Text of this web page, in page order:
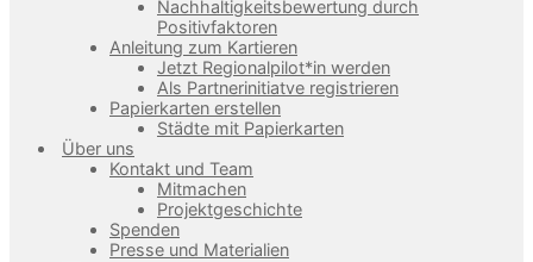
Nachhaltigkeitsbewertung durch
Positivfaktoren
Anleitung zum Kartieren
Jetzt Regionalpilot*in werden
Als Partnerinitiatve registrieren
Papierkarten erstellen
Städte mit Papierkarten
Über uns
Kontakt und Team
Mitmachen
Projektgeschichte
Spenden
Presse und Materialien